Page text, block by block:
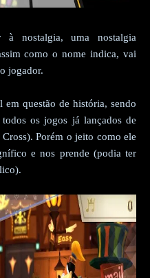
à nostalgia, uma nostalgia
como o nome indica, vai
jogador.
questão de história, sendo
os jogos já lançados de
Porém o jeito como ele
e nos prende (podia ter